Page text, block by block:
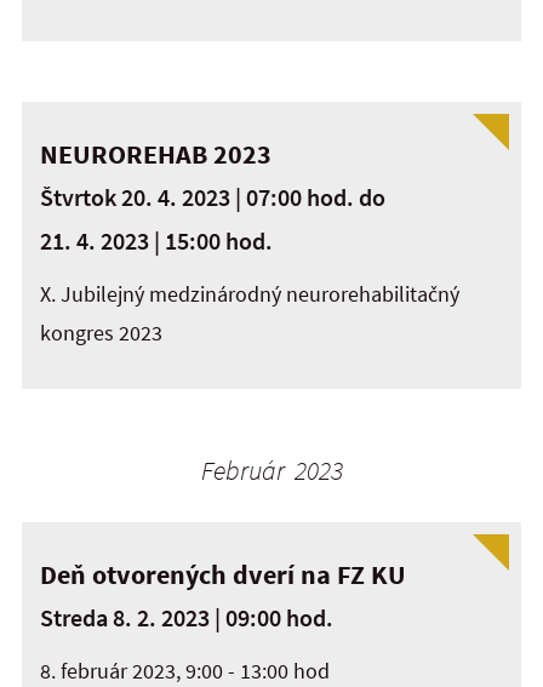
NEUROREHAB 2023
Štvrtok 20. 4. 2023 | 07:00 hod. do
21. 4. 2023 | 15:00 hod.
X. Jubilejný medzinárodný neurorehabilitačný
kongres 2023
Február 2023
Deň otvorených dverí na FZ KU
Streda 8. 2. 2023 | 09:00 hod.
8. február 2023, 9:00 - 13:00 hod